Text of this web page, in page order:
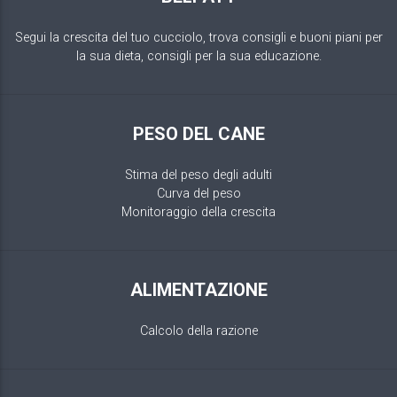
Segui la crescita del tuo cucciolo, trova consigli e buoni piani per
la sua dieta, consigli per la sua educazione.
PESO DEL CANE
Stima del peso degli adulti
Curva del peso
Monitoraggio della crescita
ALIMENTAZIONE
Calcolo della razione